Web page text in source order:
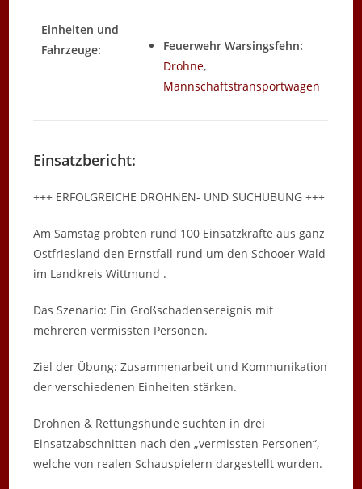
Einheiten und
Fahrzeuge:
Feuerwehr Warsingsfehn:
Drohne,
Mannschaftstransportwagen
Einsatzbericht:
+++ ERFOLGREICHE DROHNEN- UND SUCHÜBUNG +++
Am Samstag probten rund 100 Einsatzkräfte aus ganz
Ostfriesland den Ernstfall rund um den Schooer Wald
im Landkreis Wittmund .
Das Szenario: Ein Großschadensereignis mit
mehreren vermissten Personen.
Ziel der Übung: Zusammenarbeit und Kommunikation
der verschiedenen Einheiten stärken.
Drohnen & Rettungshunde suchten in drei
Einsatzabschnitten nach den „vermissten Personen“,
welche von realen Schauspielern dargestellt wurden.